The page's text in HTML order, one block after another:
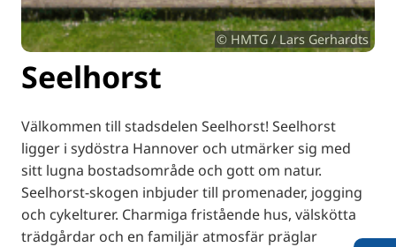
© HMTG / Lars Gerhardts
Seelhorst
Välkommen till stadsdelen Seelhorst! Seelhorst
ligger i sydöstra Hannover och utmärker sig med
sitt lugna bostadsområde och gott om natur.
Seelhorst-skogen inbjuder till promenader, jogging
och cykelturer. Charmiga fristående hus, välskötta
trädgårdar och en familjär atmosfär präglar